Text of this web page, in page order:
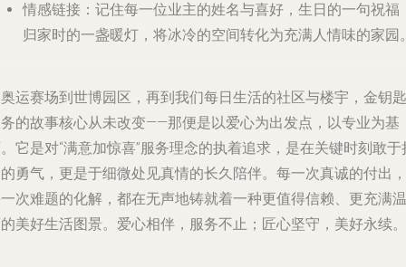
情感链接 ：记住每一位业主的姓名与喜好，生日的一句祝福
归家时的一盏暖灯，将冰冷的空间转化为充满人情味的家园
运赛场到世博园区，再到我们每日生活的社区与楼宇，金钥匙
的故事核心从未改变——那便是以爱心为出发点，以专业为基
。它是对“满意加惊喜”服务理念的执着追求，是在关键时刻敢于
勇气，更是于细微处见真情的长久陪伴。每一次真诚的付出，
次难题的化解，都在无声地铸就着一种更值得信赖、更充满温
美好生活图景。爱心相伴，服务不止；匠心坚守，美好永续。